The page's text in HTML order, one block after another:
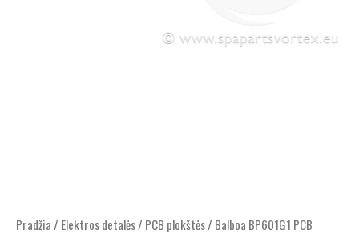
Pradžia / Elektros detalės/ PCB plokštės/ Balboa BP601G1 PCB